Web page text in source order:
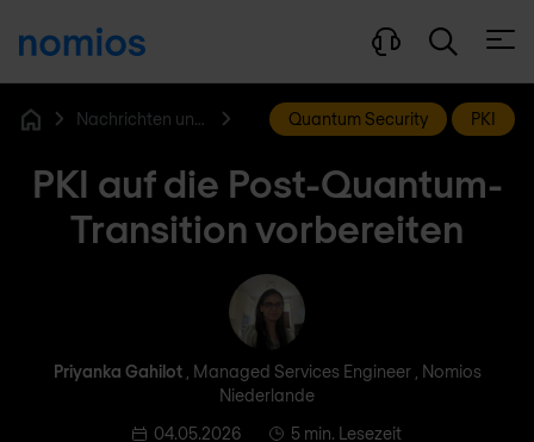
Nachrichten und Blog Quantum Security PKI
PKI auf die Post-Quantum-
Transition vorbereiten
Priyanka Gahilot
Priyanka Gahilot, Managed Services Engineer , Nomios
Niederlande
04.05.2026
5 min. Lesezeit